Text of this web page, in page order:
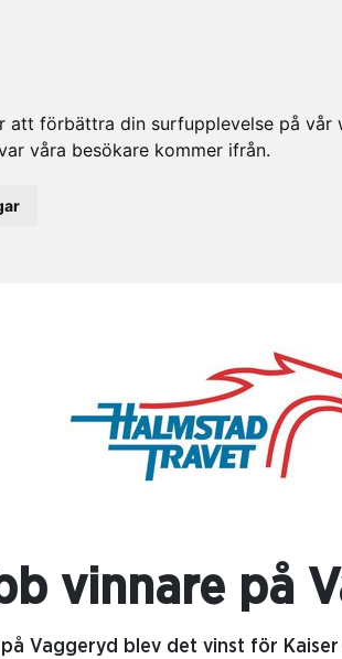
förbättra din surfupplevelse på
våra besökare kommer ifrån.
vinnare på
Vaggeryd blev det vinst för Kaiser